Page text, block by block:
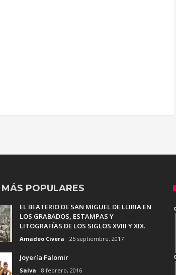
POPULARES
EL BEATERIO DE SAN MIGUEL DE LLIRIA EN
LOS GRABADOS, ESTAMPAS Y
LITOGRAFÍAS DE LOS SIGLOS XVIII Y XIX.
Amadeo Civera 25 septiembre, 2017
Joyería Falomir
Salva 8 febrero, 2016